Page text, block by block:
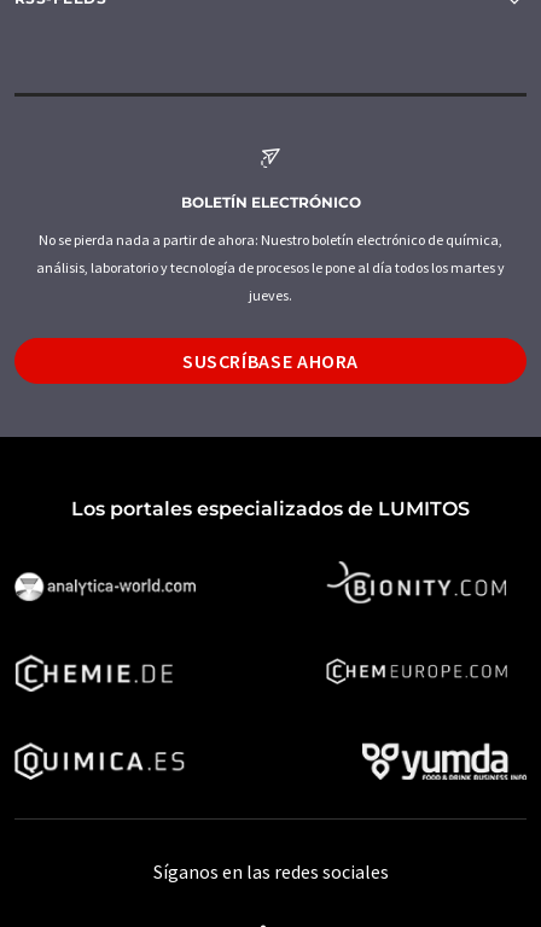
BOLETÍN ELECTRÓNICO
No se pierda nada a partir de ahora: Nuestro boletín electrónico de química,
análisis, laboratorio y tecnología de procesos le pone al día todos los martes y
jueves.
SUSCRÍBASE AHORA
Los portales especializados de LUMITOS
Síganos en las redes sociales